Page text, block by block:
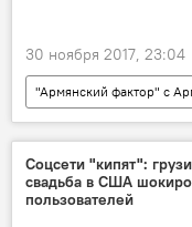
30 ноября 2017, 23:04
"Армянский фактор" с
Голос
Соцсети "кипят":
свадьба в США
пользователей